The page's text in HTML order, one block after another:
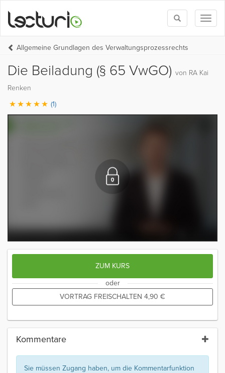
Toggle
search
Allgemeine Grundlagen des Verwaltungsprozessrechts
Die Beiladung (§ 65 VwGO) von RA Kai
Renken
(1)
ZUM KURS
oder
VORTRAG FREISCHALTEN 4,90 €
Kommentare
Sie müssen Zugang haben, um die Kommentarfunktion